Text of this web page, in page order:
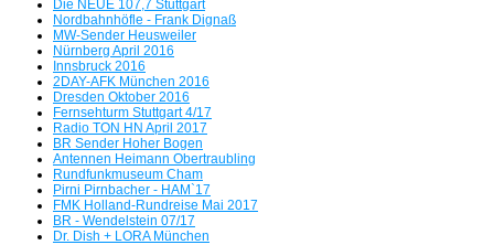
FM Kompakt besucht die Medienszene
Oberfranken und Vogtland
Radio Aktiv/Star*Sat Radio und 89 HIT FM waren Meilensteine -
Peter Pelunka mit 65 Jahren verstorben
Wir orgeln alles nieder - Der FMK-Südtirol Stream mit einem
Wiederhören der einstigen Radiopioniere auf
Die NEUE 107,7 Stuttgart
Nordbahnhöfle - Frank Dignaß
MW-Sender Heusweiler
Nürnberg April 2016
Innsbruck 2016
2DAY-AFK München 2016
Dresden Oktober 2016
Fernsehturm Stuttgart 4/17
Radio TON HN April 2017
BR Sender Hoher Bogen
Antennen Heimann Obertraubling
Rundfunkmuseum Cham
Pirni Pirnbacher - HAM`17
FMK Holland-Rundreise Mai 2017
BR - Wendelstein 07/17
Dr. Dish + LORA München